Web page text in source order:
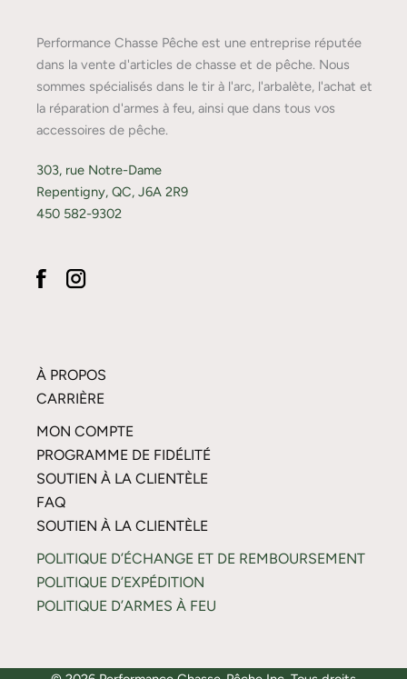
Performance Chasse Pêche est une entreprise réputée
dans la vente d'articles de chasse et de pêche. Nous
sommes spécialisés dans le tir à l'arc, l'arbalète, l'achat et
la réparation d'armes à feu, ainsi que dans tous vos
accessoires de pêche.
303, rue Notre-Dame
Repentigny, QC, J6A 2R9
450 582-9302
À PROPOS
CARRIÈRE
MON COMPTE
PROGRAMME DE FIDÉLITÉ
SOUTIEN À LA CLIENTÈLE
FAQ
SOUTIEN À LA CLIENTÈLE
POLITIQUE D’ÉCHANGE ET DE REMBOURSEMENT
POLITIQUE D’EXPÉDITION
POLITIQUE D’ARMES À FEU